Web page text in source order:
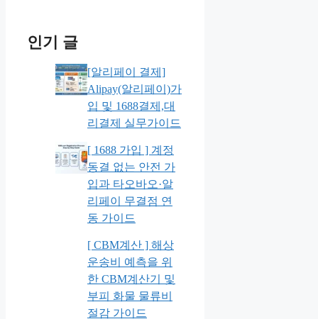
인기 글
[알리페이 결제]
Alipay(알리페이)가
입 및 1688결제,대
리결제 실무가이드
[ 1688 가입 ] 계정
동결 없는 안전 가
입과 타오바오·알
리페이 무결점 연
동 가이드
[ CBM계산 ] 해상
운송비 예측을 위
한 CBM계산기 및
부피 화물 물류비
절감 가이드